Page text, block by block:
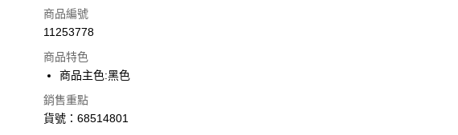
信用卡一次付款
Apple Pay
街口支付
商品編號
11253778
商品特色
商品主色:黑色
銷售重點
貨號：68514801